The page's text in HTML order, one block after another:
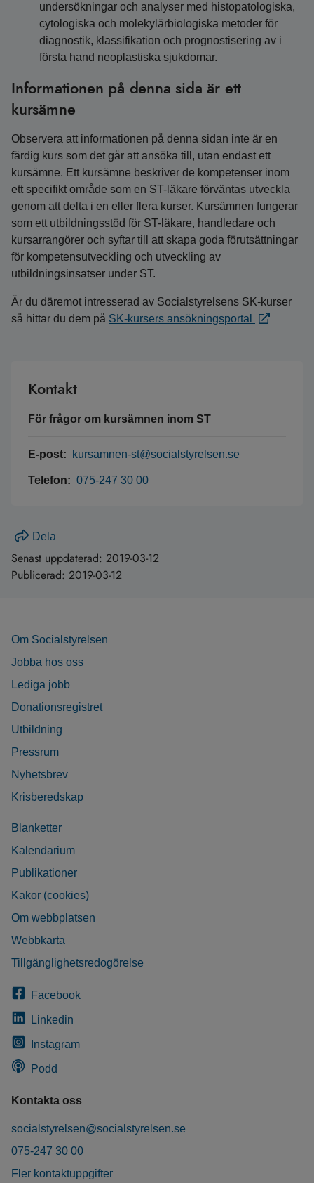
undersökningar och analyser med histopatologiska,
cytologiska och molekylärbiologiska metoder för
diagnostik, klassifikation och prognostisering av i
första hand neoplastiska sjukdomar.
Informationen på denna sida är ett
kursämne
Observera att informationen på denna sidan inte är en
färdig kurs som det går att ansöka till, utan endast ett
kursämne. Ett kursämne beskriver de kompetenser inom
ett specifikt område som en ST-läkare förväntas utveckla
genom att delta i en eller flera kurser. Kursämnen fungerar
som ett utbildningsstöd för ST-läkare, handledare och
kursarrangörer och syftar till att skapa goda förutsättningar
för kompetensutveckling och utveckling av
utbildningsinsatser under ST.
Är du däremot intresserad av Socialstyrelsens SK-kurser
så hittar du dem på SK-kursers ansökningsportal
Kontakt
För frågor om kursämnen inom ST
E-post: kursamnen-st@socialstyrelsen.se
Telefon: 075-247 30 00
Dela
Senast uppdaterad: 2019-03-12
Publicerad: 2019-03-12
Om Socialstyrelsen
Jobba hos oss
Lediga jobb
Donationsregistret
Utbildning
Pressrum
Nyhetsbrev
Krisberedskap
Blanketter
Kalendarium
Publikationer
Kakor (cookies)
Om webbplatsen
Webbkarta
Tillgänglighetsredogörelse
Facebook
Linkedin
Instagram
Podd
Kontakta oss
socialstyrelsen@socialstyrelsen.se
075-247 30 00
Fler kontaktuppgifter